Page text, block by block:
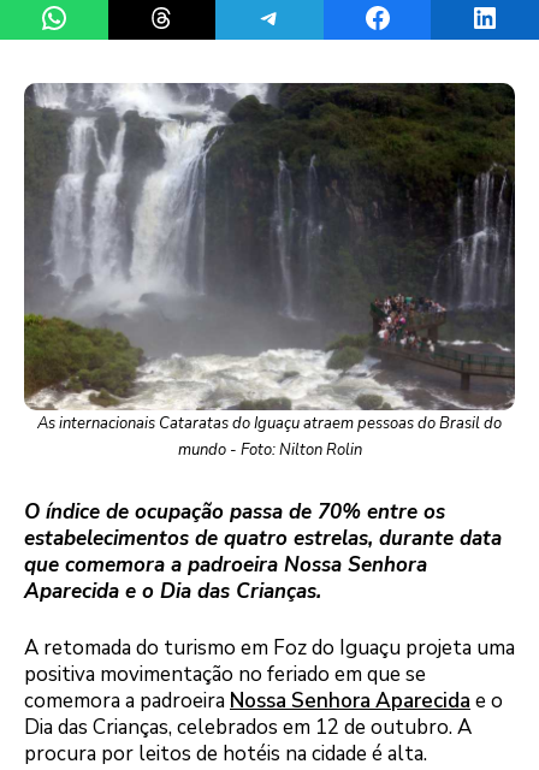
As internacionais Cataratas do Iguaçu atraem pessoas do Brasil do
mundo - Foto: Nilton Rolin
O índice de ocupação passa de 70% entre os
estabelecimentos de quatro estrelas, durante data
que comemora a padroeira Nossa Senhora
Aparecida e o Dia das Crianças.
A retomada do turismo em Foz do Iguaçu projeta uma
positiva movimentação no feriado em que se
comemora a padroeira Nossa Senhora Aparecida e o
Dia das Crianças, celebrados em 12 de outubro. A
procura por leitos de hotéis na cidade é alta.